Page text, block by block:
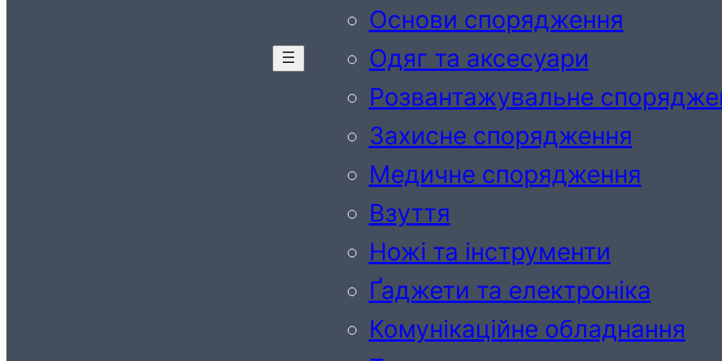
Основи спорядження
Одяг та аксесуари
Розвантажувальне
Захисне спорядження
Медичне спорядження
Взуття
Ножі та інструменти
Ґаджети та електроніка
Комунікаційне обладнання